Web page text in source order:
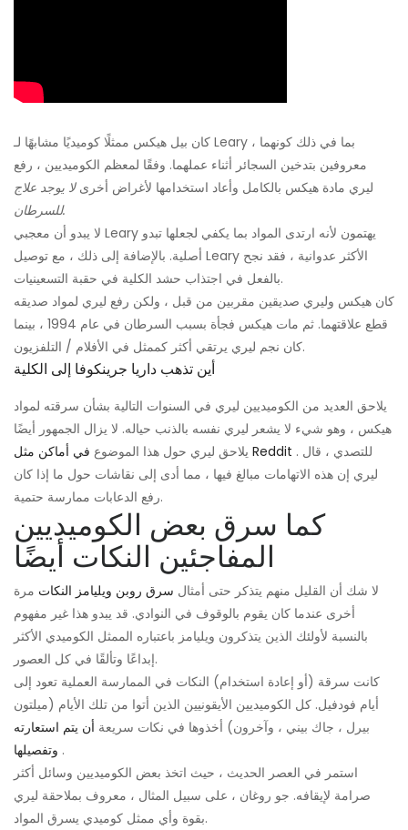
كان بيل هيكس ممثلًا كوميديًا مشابهًا لـ Leary ، بما في ذلك كونهما
معروفين بتدخين السجائر أثناء عملهما. وفقًا لمعظم الكوميديين ، رفع
ليري مادة هيكس بالكامل وأعاد استخدامها لأغراض أخرىلا يوجد علاج
للسرطان.
لا يبدو أن معجبي Leary يهتمون لأنه ارتدى المواد بما يكفي لجعلها تبدو
أصلية. بالإضافة إلى ذلك ، مع توصيل Leary الأكثر عدوانية ، فقد نجح
بالفعل في اجتذاب حشد الكلية في حقبة التسعينيات.
كان هيكس وليري صديقين مقربين من قبل ، ولكن رفع ليري لمواد صديقه
قطع علاقتهما. ثم مات هيكس فجأة بسبب السرطان في عام 1994 ، بينما
كان نجم ليري يرتقي أكثر كممثل في الأفلام / التلفزيون.
أين تذهب داريا جرينكوفا إلى الكلية
يلاحق العديد من الكوميديين ليري في السنوات التالية بشأن سرقته لمواد
هيكس ، وهو شيء لا يشعر ليري نفسه بالذنب حياله. لا يزال الجمهور أيضًا
يلاحق ليري حول هذا الموضوع في أماكن مثل Reddit . للتصدي ، قال
ليري إن هذه الاتهامات مبالغ فيها ، مما أدى إلى نقاشات حول ما إذا كان
رفع الدعابات ممارسة حتمية.
كما سرق بعض الكوميديين
المفاجئين النكات أيضًا
لا شك أن القليل منهم يتذكر حتى أمثال سرق روبن ويليامز النكات مرة
أخرى عندما كان يقوم بالوقوف في النوادي. قد يبدو هذا غير مفهوم
بالنسبة لأولئك الذين يتذكرون ويليامز باعتباره الممثل الكوميدي الأكثر
إبداعًا وتألقًا في كل العصور.
كانت سرقة (أو إعادة استخدام) النكات في الممارسة العملية تعود إلى
أيام فودفيل. كل الكوميديين الأيقونيين الذين أتوا من تلك الأيام (ميلتون
بيرل ، جاك بيني ، وآخرون) أخذوها في نكات سريعة أن يتم استعارته
وتفصيلها .
استمر في العصر الحديث ، حيث اتخذ بعض الكوميديين وسائل أكثر
صرامة لإيقافه. جو روغان ، على سبيل المثال ، معروف بملاحقة ليري
بقوة وأي ممثل كوميدي يسرق المواد.